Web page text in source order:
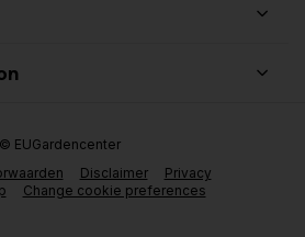
Disclaimer
Privacy
Change cookie preferences
© EUGardencenter